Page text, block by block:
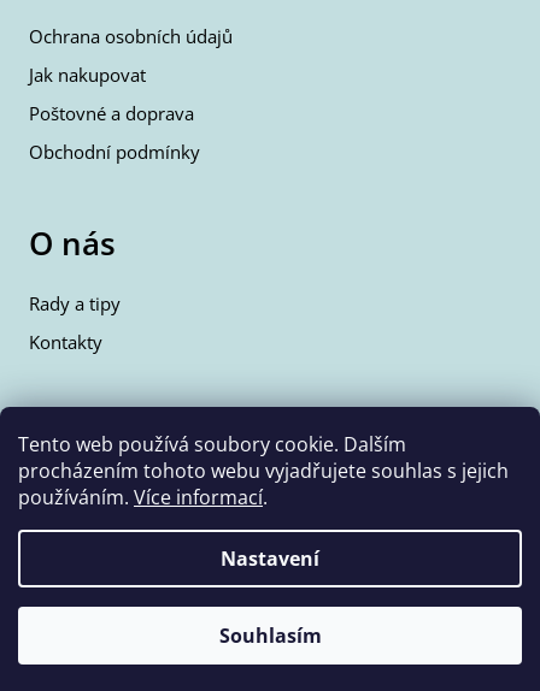
Tento web používá soubory cookie. Dalším
procházením tohoto webu vyjadřujete souhlas s jejich
používáním. Více informací.
Nastavení
Souhlasím
Ochrana osobních údajů
Jak nakupovat
Poštovné a doprava
Obchodní podmínky
O nás
Rady a tipy
Kontakty
Kontakty
info@wolfie.cz
+420 777 350 662
Vytvořil Shoptet
Wolf & Wolfie
. Všechna práva vyhrazena.
Upravit nastavení cookies